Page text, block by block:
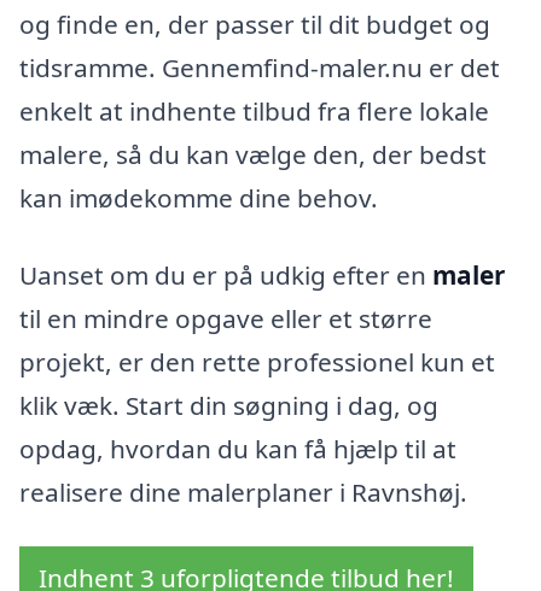
og finde en, der passer til dit budget og
tidsramme. Gennemfind-maler.nu er det
enkelt at indhente tilbud fra flere lokale
malere, så du kan vælge den, der bedst
kan imødekomme dine behov.
Uanset om du er på udkig efter en maler
til en mindre opgave eller et større
projekt, er den rette professionel kun et
klik væk. Start din søgning i dag, og
opdag, hvordan du kan få hjælp til at
realisere dine malerplaner i Ravnshøj.
Indhent 3 uforpligtende tilbud her!